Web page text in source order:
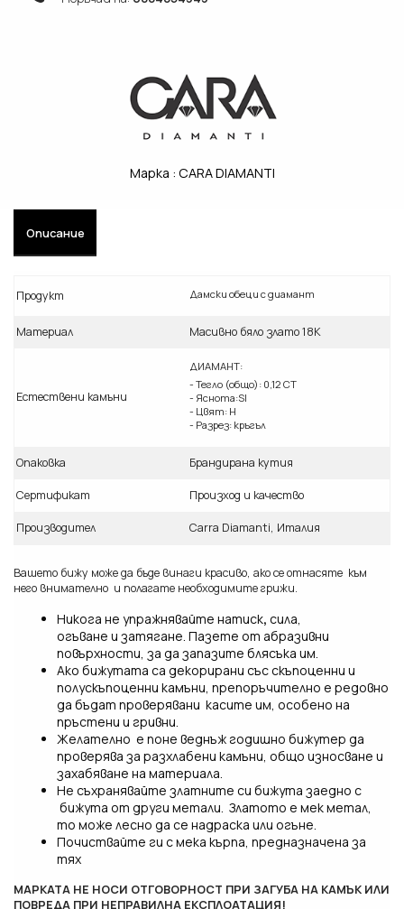
Марка : CARA DIAMANTI
Описание
Продукт Дамски обеци с диамант
Материал Масивно бяло злато 18К
Естествени камъни
ДИАМАНТ:
- Тегло (общо): 0,12 CT
- Яснота:SI
- Цвят: H
- Разрез: кръгъл
Опаковка Брандирана кутия
Сертификат Произход и качество
Производител Carra Diamanti, Италия
Вашето бижу може да бъде винаги красиво, ако се отнасяте към
него внимателно и полагате необходимите грижи.
Никога не упражнявайте натиск, сила,
огъване и затягане. Пазете от абразивни
повърхности, за да запазите блясъка им.
Ако бижутата са декорирани съсскъпоценни и
полускъпоценни камъни, препоръчително е редовно
да бъдат проверявани касите им, особено на
пръстени и гривни.
Желателно е поне веднъж годишно бижутер да
проверява за разхлабени камъни, общо износване и
захабяване на материала.
Не съхранявайте златните си бижута заедно с
бижута от други метали. Златото е мек метал,
то може лесно да се надраска или огъне.
Почиствайте ги с мека кърпа, предназначена за
тях
МАРКАТА НЕ НОСИ ОТГОВОРНОСТ ПРИ ЗАГУБА НА КАМЪК ИЛИ
ПОВРЕДА ПРИ НЕПРАВИЛНА ЕКСПЛОАТАЦИЯ!